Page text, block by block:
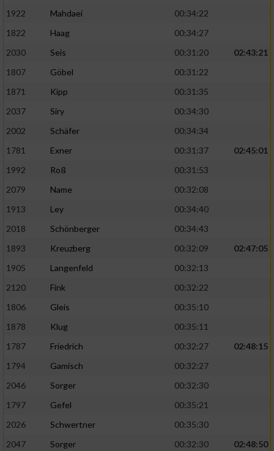
1922
Mahdaei
00:34:22
1822
Haag
00:34:27
2030
Seis 00:31:20
02:43:21
1807
Göbel
00:31:22
1871
Kipp
00:31:35
2037
Siry
00:34:30
2002
Schäfer
00:34:34
1781
Exner 00:31:37
02:45:01
1992
Roß
00:31:53
2079
Name
00:32:08
1913
Ley
00:34:40
2018
Schönberger
00:34:43
1893
Kreuzberg 00:32:09
02:47:05
1905
Langenfeld
00:32:13
2120
Fink
00:32:22
1806
Gleis
00:35:10
1878
Klug
00:35:11
1787
Friedrich 00:32:27
02:48:15
1794
Gamisch
00:32:27
2046
Sorger
00:32:30
1797
Gefel
00:35:21
2026
Schwertner
00:35:30
2047
Sorger 00:32:30
02:48:50